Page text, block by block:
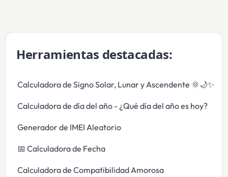
Herramientas destacadas:
Calculadora de Signo Solar, Lunar y Ascendente 🌞🌙✨
Calculadora de día del año - ¿Qué día del año es hoy?
Generador de IMEI Aleatorio
📅 Calculadora de Fecha
Calculadora de Compatibilidad Amorosa